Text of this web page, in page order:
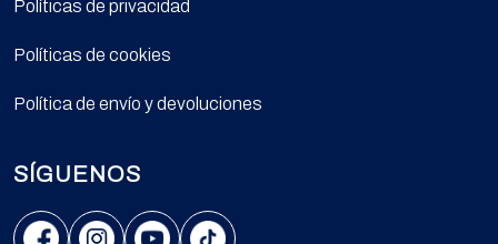
Políticas de privacidad
Políticas de cookies
Política de envío y devoluciones
SÍGUENOS